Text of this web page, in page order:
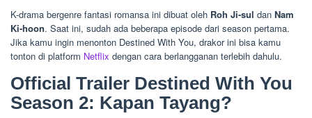
K-drama bergenre fantasi romansa ini dibuat oleh Roh Ji-sul dan Nam
Ki-hoon. Saat ini, sudah ada beberapa episode dari season pertama.
Jika kamu ingin menonton Destined With You, drakor ini bisa kamu
tonton di platform Netflix dengan cara berlangganan terlebih dahulu.
Official Trailer Destined With You
Season 2: Kapan Tayang?